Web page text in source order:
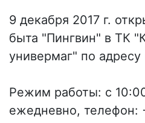
9 декабря 2017 г.
быта "Пингвин" в ТК
универмаг" по
Режим работы: с
ежедневно, телефон: